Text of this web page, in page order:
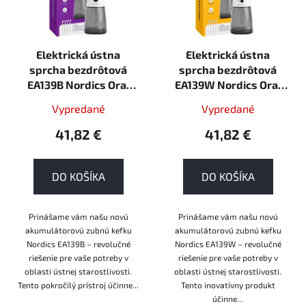
Elektrická ústna
sprcha bezdrôtová
EA139B Nordics Oral
Vypredané
41,82 €
DO KOŠÍKA
Prinášame vám našu novú
akumulátorovú zubnú kefku
Nordics EA139B – revolučné
riešenie pre vaše potreby v
oblasti ústnej starostlivosti.
Tento pokročilý prístroj účinne...
Elektrická ústna
sprcha bezdrôtová
EA139W Nordics Oral
Vypredané
41,82 €
DO KOŠÍKA
Prinášame vám našu novú
akumulátorovú zubnú kefku
Nordics EA139W – revolučné
riešenie pre vaše potreby v
oblasti ústnej starostlivosti.
Tento inovatívny produkt
účinne...